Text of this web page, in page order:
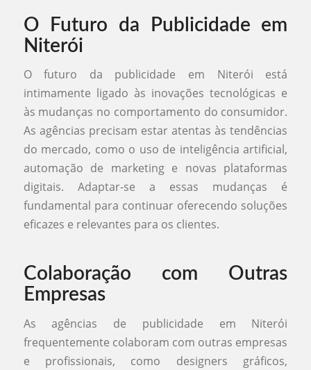
O Futuro da Publicidade em
Niterói
O futuro da publicidade em Niterói está
intimamente ligado às inovações tecnológicas e
às mudanças no comportamento do consumidor.
As agências precisam estar atentas às tendências
do mercado, como o uso de inteligência artificial,
automação de marketing e novas plataformas
digitais. Adaptar-se a essas mudanças é
fundamental para continuar oferecendo soluções
eficazes e relevantes para os clientes.
Colaboração com Outras
Empresas
As agências de publicidade em Niterói
frequentemente colaboram com outras empresas
e profissionais, como designers gráficos,